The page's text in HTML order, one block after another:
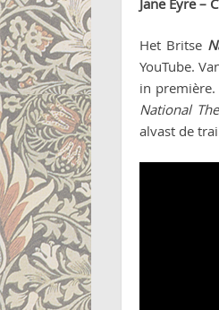
Het Britse
YouTube.
in
National
alvast de